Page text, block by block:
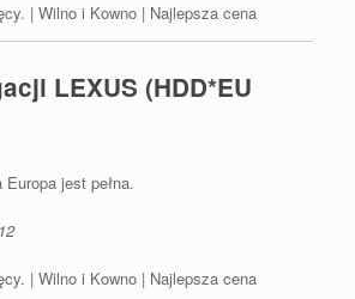
| Wilno i Kowno | Najlepsza cena
LEXUS (HDD*EU
Europa jest pełna.
| Wilno i Kowno | Najlepsza cena